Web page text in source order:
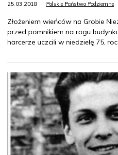
25.03.2018 Polskie Państwo Podziemne
Złożeniem wieńców na Grobie
przed pomnikiem na rogu
harcerze uczcili w niedzielę 75.